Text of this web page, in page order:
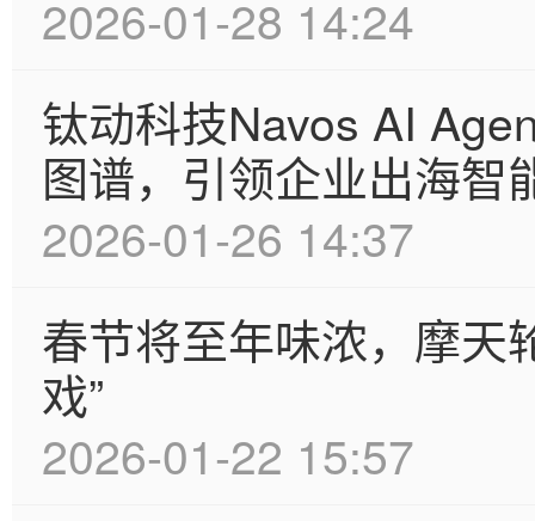
2026-01-28 14:24
钛动科技Navos AI
图谱，引领企业出海智
2026-01-26 14:37
春节将至年味浓，摩天
戏”
2026-01-22 15:57